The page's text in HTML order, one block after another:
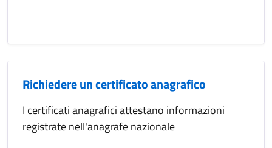
Richiedere un certificato anagrafico
I certificati anagrafici attestano informazioni
registrate nell'anagrafe nazionale